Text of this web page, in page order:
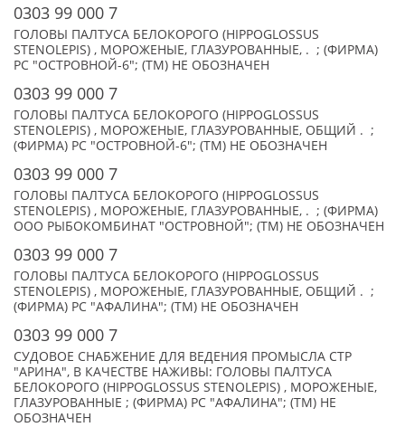
0303 99 000 7
ГОЛОВЫ ПАЛТУСА БЕЛОКОРОГО (HIPPOGLOSSUS
STENOLEPIS) , МОРОЖЕНЫЕ, ГЛАЗУРОВАННЫЕ, . ; (ФИРМА)
РС "ОСТРОВНОЙ-6"; (TM) НЕ ОБОЗНАЧЕН
0303 99 000 7
ГОЛОВЫ ПАЛТУСА БЕЛОКОРОГО (HIPPOGLOSSUS
STENOLEPIS) , МОРОЖЕНЫЕ, ГЛАЗУРОВАННЫЕ, ОБЩИЙ . ;
(ФИРМА) РС "ОСТРОВНОЙ-6"; (TM) НЕ ОБОЗНАЧЕН
0303 99 000 7
ГОЛОВЫ ПАЛТУСА БЕЛОКОРОГО (HIPPOGLOSSUS
STENOLEPIS) , МОРОЖЕНЫЕ, ГЛАЗУРОВАННЫЕ, . ; (ФИРМА)
ООО РЫБОКОМБИНАТ "ОСТРОВНОЙ"; (TM) НЕ ОБОЗНАЧЕН
0303 99 000 7
ГОЛОВЫ ПАЛТУСА БЕЛОКОРОГО (HIPPOGLOSSUS
STENOLEPIS) , МОРОЖЕНЫЕ, ГЛАЗУРОВАННЫЕ, ОБЩИЙ . ;
(ФИРМА) РС "АФАЛИНА"; (TM) НЕ ОБОЗНАЧЕН
0303 99 000 7
СУДОВОЕ СНАБЖЕНИЕ ДЛЯ ВЕДЕНИЯ ПРОМЫСЛА СТР
"АРИНА", В КАЧЕСТВЕ НАЖИВЫ: ГОЛОВЫ ПАЛТУСА
БЕЛОКОРОГО (HIPPOGLOSSUS STENOLEPIS) , МОРОЖЕНЫЕ,
ГЛАЗУРОВАННЫЕ ; (ФИРМА) РС "АФАЛИНА"; (TM) НЕ
ОБОЗНАЧЕН